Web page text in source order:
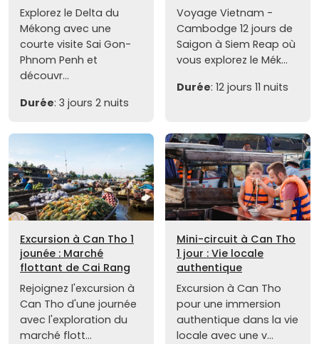
Explorez le Delta du
Mékong avec une
courte visite Sai Gon-
Phnom Penh et
découvr...
Durée: 3 jours 2 nuits
Voyage Vietnam -
Cambodge 12 jours de
Saigon à Siem Reap où
vous explorez le Mék...
Durée: 12 jours 11 nuits
Excursion à Can Tho 1
jounée : Marché
flottant de Cai Rang
Rejoignez l'excursion à
Can Tho d'une journée
avec l'exploration du
marché flott...
Mini-circuit à Can Tho
1 jour : Vie locale
authentique
Excursion à Can Tho
pour une immersion
authentique dans la vie
locale avec une v...